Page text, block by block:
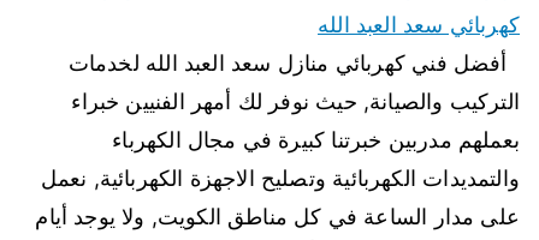
كهربائي سعد العبد الله
أفضل فني كهربائي منازل سعد العبد الله لخدمات
التركيب والصيانة, حيث نوفر لك أمهر الفنيين خبراء
بعملهم مدربين خبرتنا كبيرة في مجال الكهرباء
والتمديدات الكهربائية وتصليح الاجهزة الكهربائية, نعمل
على مدار الساعة في كل مناطق الكويت, ولا يوجد أيام